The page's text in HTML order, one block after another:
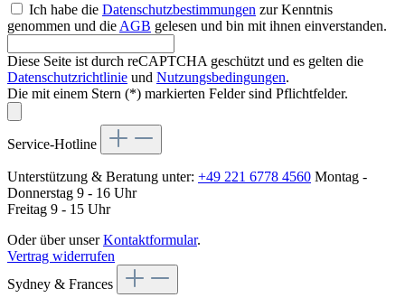
Ich habe die Datenschutzbestimmungen zur Kenntnis
genommen und die AGB gelesen und bin mit ihnen einverstanden.
Diese Seite ist durch reCAPTCHA geschützt und es gelten die
Datenschutzrichtlinie und Nutzungsbedingungen.
Die mit einem Stern (*) markierten Felder sind Pflichtfelder.
Service-Hotline
Unterstützung & Beratung unter: +49 221 6778 4560 Montag -
Donnerstag 9 - 16 Uhr
Freitag 9 - 15 Uhr
Oder über unserKontaktformular.
Vertrag widerrufen
Sydney & Frances